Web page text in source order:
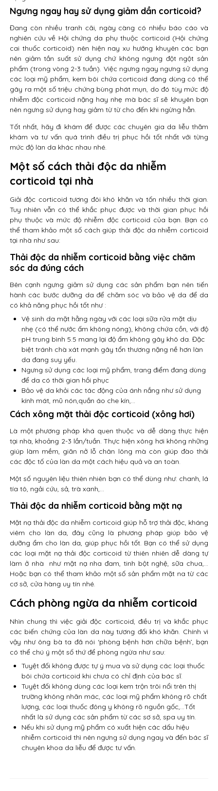
Ngưng ngay hay sử dụng giảm dần corticoid?
Đang còn nhiều tranh cãi, ngày càng có nhiều báo cáo và
nghiên cứu về Hội chứng da phụ thuộc corticoid (Hội chứng
cai thuốc corticoid) nên hiện nay xu hướng khuyên các bạn
nên giảm tần suất sử dụng chứ không ngưng đột ngột sản
phẩm (trong vòng 2-3 tuần). Việc ngưng ngay ngưng sử dụng
các loại mỹ phẩm, kem bôi chứa corticoid đang dùng có thể
gây ra một số triệu chứng bùng phát mụn, do đó tùy mức độ
nhiễm độc corticoid nặng hay nhẹ mà bác sĩ sẽ khuyên bạn
nên ngưng sử dụng hay giảm từ từ cho đến khi ngừng hẳn.
Tốt nhất, hãy đi khám để được các chuyên gia da liễu thăm
khám và tư vấn quá trình điều trị phục hồi tốt nhất với từng
mức độ làn da khác nhau nhé.
Một số cách thải độc da nhiễm
corticoid tại nhà
Giải độc corticoid tương đôi khó khăn và tốn nhiều thời gian.
Tuy nhiên vẫn có thể khắc phục được và thời gian phục hồi
phụ thuộc và mức độ nhiễm độc corticoid của bạn. Bạn có
thể tham khảo một số cách giúp thải độc da nhiễm corticoid
tại nhà như sau:
Thải độc da nhiễm corticoid bằng việc chăm
sóc da đúng cách
Bên cạnh ngưng giảm sử dụng các sản phẩm bạn nên tiến
hành các bước dưỡng da để chăm sóc và bảo vệ da để da
có khả năng phục hồi tốt như :
Vệ sinh da mặt hằng ngày với các loại sữa rửa mặt dịu
nhẹ (có thể nước ấm không nóng), không chứa cồn, với độ
pH trung bình 5.5 mang lại độ ẩm không gây khô da. Đặc
biệt tránh chà xát mạnh gây tổn thương nặng nề hơn làn
da đang suy yếu.
Ngưng sử dụng các loại mỹ phẩm, trang điểm đang dùng
để da có thời gian hồi phục
Bảo vệ da khỏi các tác động của ánh nắng như sử dụng
kính mát, mũ nón,quần áo che kín,…
Cách xông mặt thải độc corticoid (xông hơi)
Là một phương pháp khá quen thuộc và dễ dàng thực hiện
tại nhà, khoảng 2-3 lần/tuần. Thực hiện xông hơi không những
giúp làm mềm, giãn nở lỗ chân lông mà còn giúp đào thải
các độc tố của làn da một cách hiệu quả và an toàn.
Một số nguyên liệu thiên nhiên bạn có thể dùng như: chanh, lá
tía tô, ngải cứu, sả, trà xanh,…
Thải độc da nhiễm corticoid bằng mặt nạ
Mặt nạ thải độc da nhiễm corticoid giúp hỗ trợ thải độc, kháng
viêm cho làn da, đây cũng là phương pháp giúp bảo vệ
dưỡng ẩm cho làn da, giúp phục hồi tốt. Bạn có thể sử dụng
các loại mặt nạ thải độc corticoid từ thiên nhiên dễ dàng tự
làm ở nhà như mặt nạ nha đam, tinh bột nghệ, sữa chua,…
Hoặc bạn có thể tham khảo một số sản phẩm mặt na từ các
cơ sở, cửa hàng uy tín nhé.
Cách phòng ngừa da nhiễm corticoid
Nhìn chung thì việc giải độc corticoid, điều trị và khắc phục
các biến chứng của làn da này tương đối khó khăn. Chính vì
vậy như ông bà ta đã nói ‘phòng bệnh hơn chữa bệnh’, bạn
có thể chú ý một số thứ để phòng ngừa như sau:
Tuyệt đối không được tự ý mua và sử dụng các loại thuốc
bôi chứa corticoid khi chưa có chỉ định của bác sĩ.
Tuyệt đối không dùng các loại kem trộn trôi nổi trên thị
trường không nhãn mác, các loại mỹ phẩm không rõ chất
lượng, các loại thuốc đông y không rõ nguồn gốc,…Tốt
nhất là sử dụng các sản phẩm từ các sơ sở, spa uy tín.
Nếu khi sử dụng mỹ phẩm có xuất hiện các dấu hiệu
nhiễm corticoid thì nên ngưng sử dụng ngay và đến bác sĩ
chuyên khoa da liễu để được tư vấn.